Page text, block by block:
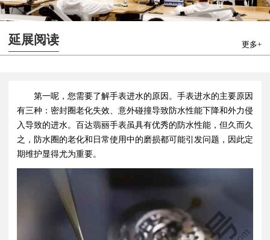
延展阅读 更多+
第一呢，您需要了解手表进水的原因。手表进水的主要原因
有三种：密封圈老化失效、意外碰撞导致防水性能下降和外力侵
入导致的进水。百达翡丽手表虽具有优秀的防水性能，但久而久
之，防水圈的老化和日常使用中的磨损都可能引发问题，因此定
期维护显得尤为重要。